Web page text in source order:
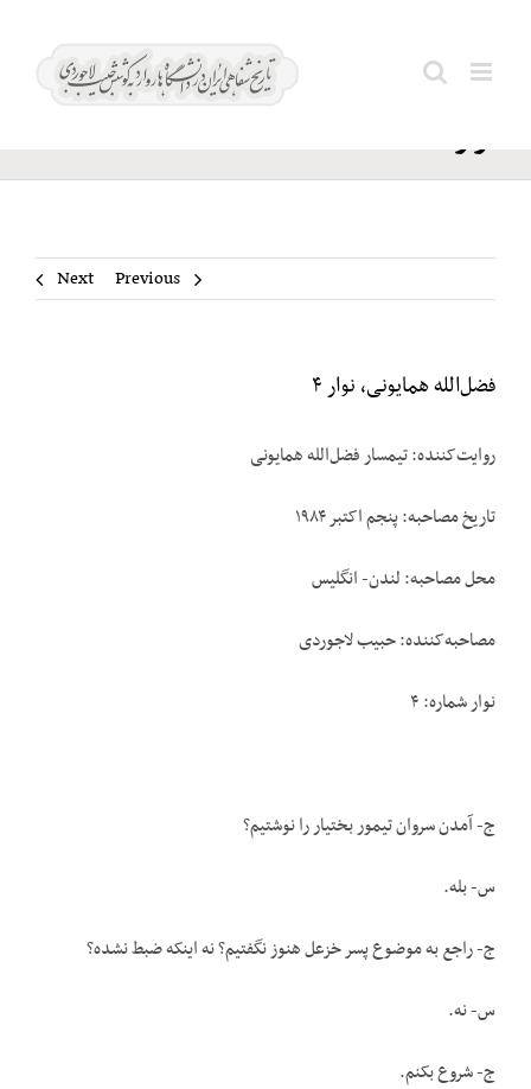
همایونی،
نوار ۴
Previous
Next
فضل‌الله همایونی، نوار ۴
روایت‌کننده: تیمسار فضل‌الله همایونی
تاریخ مصاحبه: پنجم اکتبر ۱۹۸۴
محل مصاحبه: لندن- انگلیس
مصاحبه‌کننده: حبیب لاجوردی
نوار شماره: ۴
ج- آمدن سروان تیمور بختیار را نوشتیم؟
س- بله.
ج- راجع به موضوع پسر خزعل هنوز نگفتیم؟ نه اینکه ضبط نشده؟
س- نه.
ج- شروع بکنم.